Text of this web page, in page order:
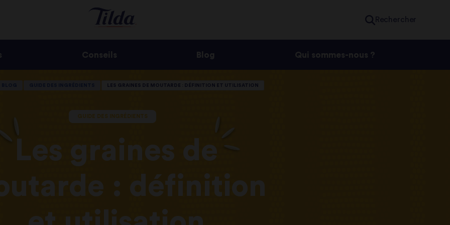
Rechercher
Conseils Blog Qui sommes-nous ?
LES GRAINES DE MOUTARDE : DÉFINITION ET UTILISATION
GUIDE DES INGRÉDIENTS
Les graines de
: définition